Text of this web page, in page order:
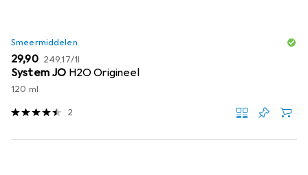
Smeermiddelen
EUR
29,90 EUR
249,17/1l
System JO H2O Origineel
120 ml
2